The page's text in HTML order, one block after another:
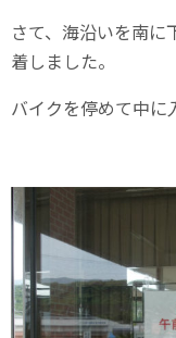
さて、海沿いを南に
着しました。
バイクを停めて中